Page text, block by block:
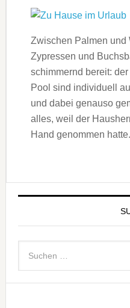
Zwischen Palmen und
Zypressen und
schimmernd bereit:
Pool sind individuell
und dabei genauso
alles, weil der
Hand genommen hatte.